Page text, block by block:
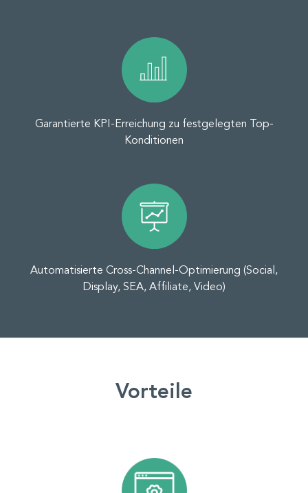
Garantierte KPI-Erreichung zu festgelegten Top-
Konditionen
Automatisierte Cross-Channel-Optimierung (Social,
Display, SEA, Affiliate, Video)
Vorteile